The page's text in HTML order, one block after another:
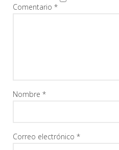
Comentario *
Nombre *
Correo electrónico *